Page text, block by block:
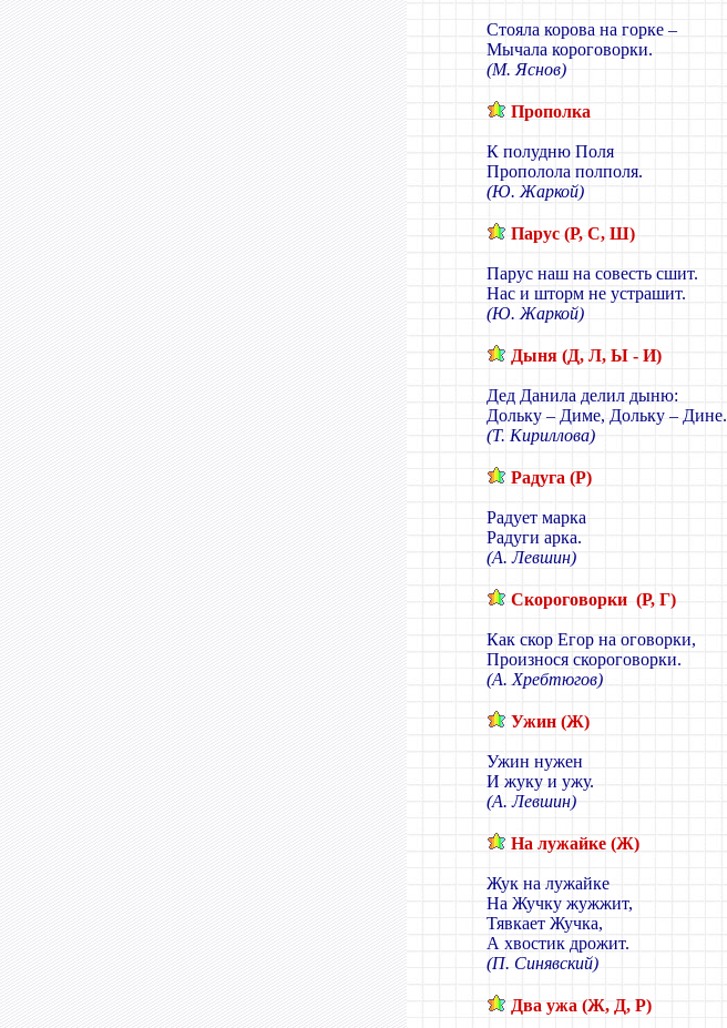
Стояла корова на горке –
Мычала короговорки.
(М. Яснов)
Прополка
К полудню Поля
Прополола полполя.
(Ю. Жаркой)
Парус (Р, С, Ш)
Парус наш на совесть сшит.
Нас и шторм не устрашит.
(Ю. Жаркой)
Дыня (Д, Л, Ы - И)
Дед Данила делил дыню:
Дольку – Диме, Дольку – Дине.
(Т. Кириллова)
Радуга (Р)
Радует марка
Радуги арка.
(А. Левшин)
Скороговорки (Р, Г)
Как скор Егор на оговорки,
Произнося скороговорки.
(А. Хребтюгов)
Ужин (Ж)
Ужин нужен
И жуку и ужу.
(А. Левшин)
На лужайке (Ж)
Жук на лужайке
На Жучку жужжит,
Тявкает Жучка,
А хвостик дрожит.
(П. Синявский)
Два ужа (Ж, Д, Р)